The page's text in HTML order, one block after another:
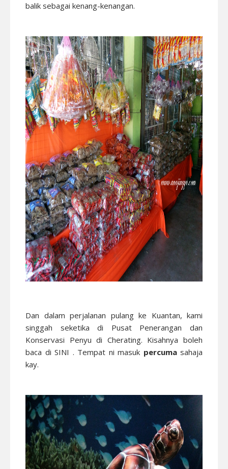
balik sebagai kenang-kenangan.
Dan dalam perjalanan pulang ke Kuantan, kami
singgah seketika di Pusat Penerangan dan
Konservasi Penyu di Cherating. Kisahnya boleh
baca di SINI . Tempat ni masuk percuma sahaja
kay.